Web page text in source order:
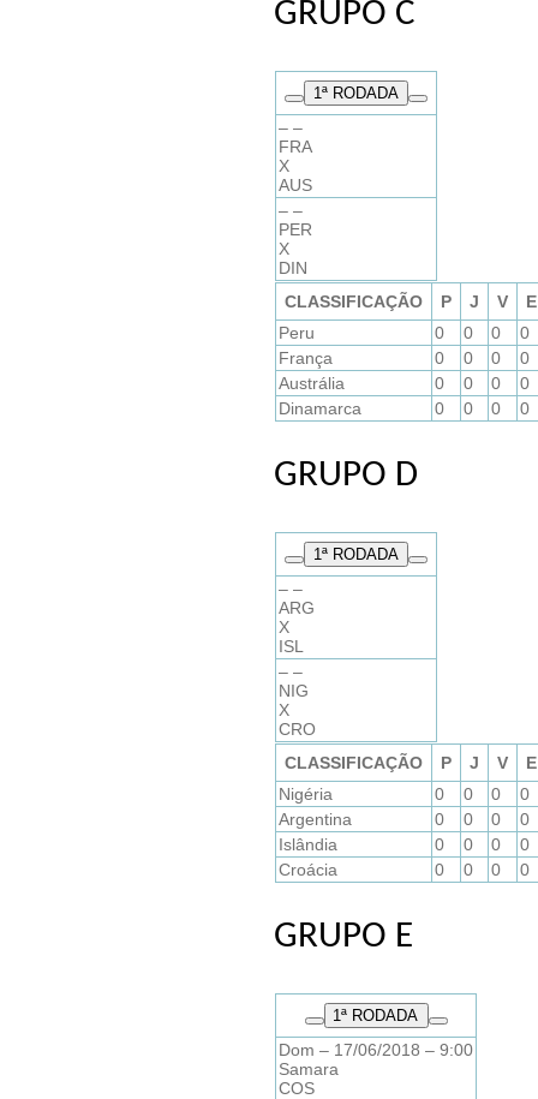
GRUPO C
1ª RODADA
– –
FRA
X
AUS
– –
PER
X
DIN
CLASSIFICAÇÃO
P J V
E
Peru
0 0 0
0
França
0 0 0
0
Austrália
0 0 0
0
Dinamarca
0 0 0 0
GRUPO D
1ª RODADA
– –
ARG
X
ISL
– –
NIG
X
CRO
CLASSIFICAÇÃO
P J V
E
Nigéria
0 0 0
0
Argentina
0 0 0
0
Islândia
0 0 0
0
Croácia
0 0 0 0
GRUPO E
1ª RODADA
Dom – 17/06/2018 – 9:00
Samara
COS